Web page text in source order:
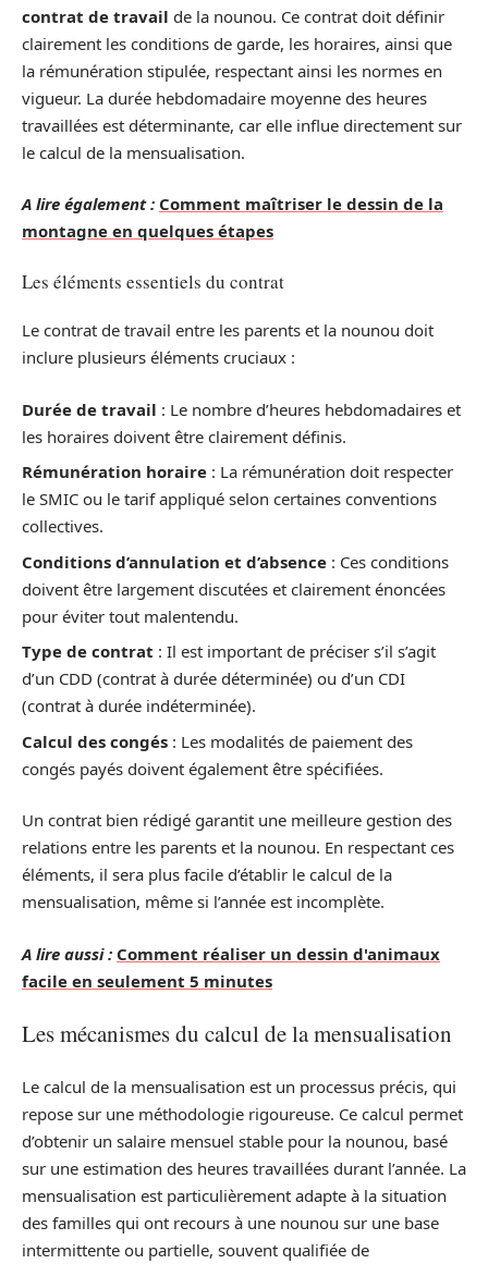
contrat de travail de la nounou. Ce contrat doit définir
clairement les conditions de garde, les horaires, ainsi que
la rémunération stipulée, respectant ainsi les normes en
vigueur. La durée hebdomadaire moyenne des heures
travaillées est déterminante, car elle influe directement sur
le calcul de la mensualisation.
A lire également : Comment maîtriser le dessin de la
montagne en quelques étapes
Les éléments essentiels du contrat
Le contrat de travail entre les parents et la nounou doit
inclure plusieurs éléments cruciaux :
Durée de travail : Le nombre d’heures hebdomadaires et
les horaires doivent être clairement définis.
Rémunération horaire : La rémunération doit respecter
le SMIC ou le tarif appliqué selon certaines conventions
collectives.
Conditions d’annulation et d’absence : Ces conditions
doivent être largement discutées et clairement énoncées
pour éviter tout malentendu.
Type de contrat : Il est important de préciser s’il s’agit
d’un CDD (contrat à durée déterminée) ou d’un CDI
(contrat à durée indéterminée).
Calcul des congés : Les modalités de paiement des
congés payés doivent également être spécifiées.
Un contrat bien rédigé garantit une meilleure gestion des
relations entre les parents et la nounou. En respectant ces
éléments, il sera plus facile d’établir le calcul de la
mensualisation, même si l’année est incomplète.
A lire aussi : Comment réaliser un dessin d'animaux
facile en seulement 5 minutes
Les mécanismes du calcul de la mensualisation
Le calcul de la mensualisation est un processus précis, qui
repose sur une méthodologie rigoureuse. Ce calcul permet
d’obtenir un salaire mensuel stable pour la nounou, basé
sur une estimation des heures travaillées durant l’année. La
mensualisation est particulièrement adapte à la situation
des familles qui ont recours à une nounou sur une base
intermittente ou partielle, souvent qualifiée de